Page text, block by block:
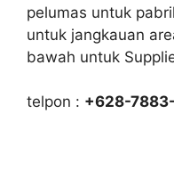
pelumas untuk
untuk jangkauan
bawah untuk
telpon : +628-